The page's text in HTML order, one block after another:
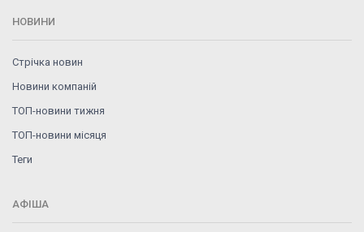
НОВИНИ
Стрічка новин
Новини компаній
ТОП-новини тижня
ТОП-новини місяця
Теги
АФІША